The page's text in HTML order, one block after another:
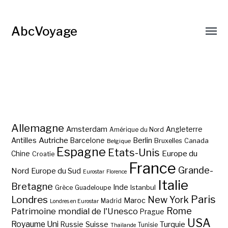
AbcVoyage
Allemagne Amsterdam Amérique du Nord Angleterre
Antilles Autriche Barcelone Belgique Berlin Bruxelles Canada
Chine Croatie Espagne Etats-Unis Europe du
Nord Europe du Sud Eurostar Florence France Grande-
Bretagne Grèce Guadeloupe Inde Istanbul Italie
Londres Londres en Eurostar Madrid Maroc New York Paris
Patrimoine mondial de l'Unesco Prague Rome
Royaume Uni Russie Suisse Thaïlande Tunisie Turquie USA